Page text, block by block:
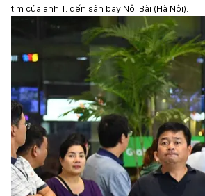
tim của anh T. đến sân bay Nội Bài (Hà Nội).